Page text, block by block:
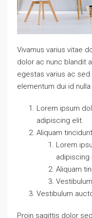
Vivamus varius vitae
dolor ac nunc blandit
egestas varius ac
elementum dui id
Lorem ipsum
adipiscing elit.
Aliquam
Lorem
adipiscing
Aliquam
Vestibulum
Proin sagittis dolor